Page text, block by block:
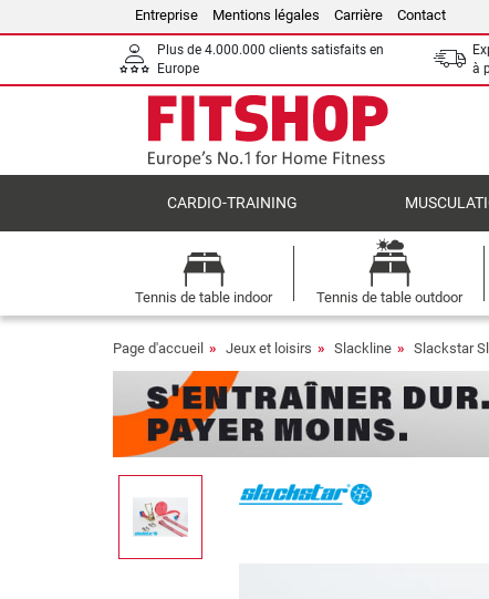
Entreprise Mentions légales Carrière Contact
Plus de 4.000.000 clients satisfaits en
Europe
à
CARDIO-TRAINING
Tennis de table indoor Tennis de table outdoor
Page d'accueil Jeux et loisirs Slackline Slackstar